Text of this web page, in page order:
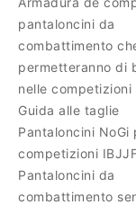
pantaloncini da
combattimento
permetteranno di
nelle competizioni
Guida alle taglie
Pantaloncini NoGi
competizioni
Pantaloncini da
combattimento